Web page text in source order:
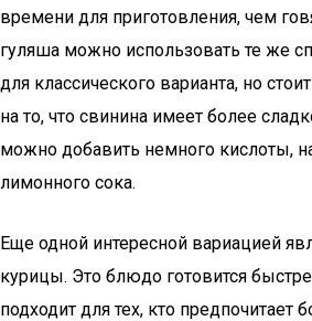
времени для приготовления, чем
гуляша можно использовать те же
для классического варианта, но
на то, что свинина имеет более
можно добавить немного кислоты,
лимонного сока.
Еще одной интересной вариацией
курицы. Это блюдо готовится
подходит для тех, кто предпочитает